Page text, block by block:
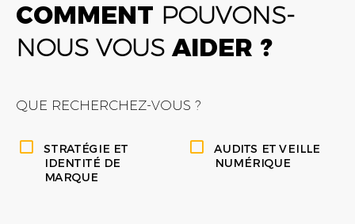
COMMENT POUVONS-
NOUS VOUS AIDER ?
QUE RECHERCHEZ-VOUS ?
STRATÉGIE ET
IDENTITÉ DE
MARQUE
AUDITS ET VEILLE
NUMÉRIQUE